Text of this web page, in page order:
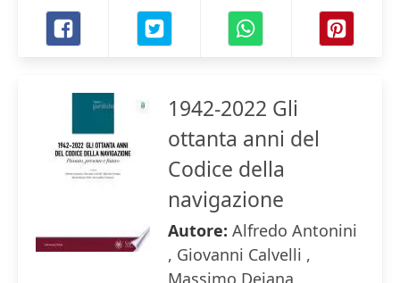
1942-2022 Gli
ottanta anni del
Codice della
navigazione
Autore: Alfredo Antonini
, Giovanni Calvelli ,
Massimo Deiana ,